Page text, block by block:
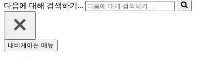
다음에 대해 검색하기...
내비게이션 메뉴